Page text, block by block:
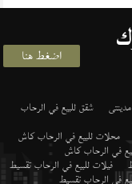
اضغط هنا
شقق للبيع في الرحاب
محلات للبيع في الرحاب كاش
في الرحاب كاش
فيلات للبيع في الرحاب تقسيط
في الرحاب تقسيط